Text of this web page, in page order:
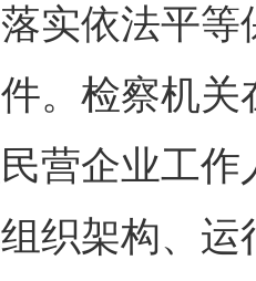
依法平等
。检察机
营企业工
织架构、